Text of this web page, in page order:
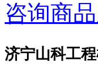
咨询商
济宁山科工